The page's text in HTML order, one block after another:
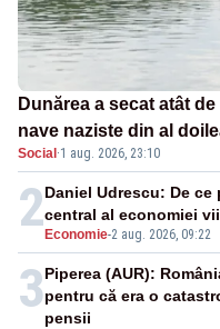
Dunărea a secat atât
nave naziste din al
Social ·1 aug. 2026, 23:10
2 Economie-2 aug. 2026, 09:22
Daniel Udrescu: De
central al economiei
3Piperea (AUR):
pentru că era o
pensii